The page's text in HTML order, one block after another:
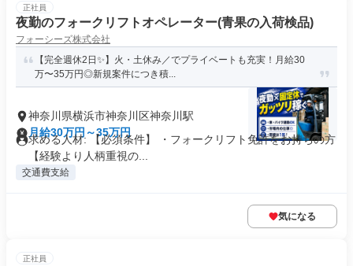
正社員
夜勤のフォークリフトオペレーター(青果の入荷検品)
フォーシーズ株式会社
【完全週休2日✨】火・土休み／でプライベートも充実！月給30
万〜35万円◎新規案件につき積...
神奈川県横浜市神奈川区神奈川駅
月給30万円～35万円
求める人材: 【必須条件】 ・フォークリフト免許をお持ちの方
【経験より人柄重視の...
交通費支給
気になる
正社員